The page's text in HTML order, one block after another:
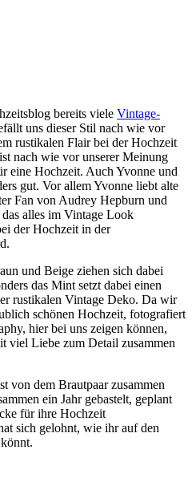
bereits viele Vintage-
uns dieser Stil nach wie vor
rustikalen Flair bei der Hochzeit
nach wie vor unserer Meinung
eine Hochzeit. Auch Yvonne und
gut. Vor allem Yvonne liebt alte
Fan von Audrey Hepburn und
alles im Vintage Look
der Hochzeit in der
und Beige ziehen sich dabei
das Mint setzt dabei einen
rustikalen Vintage Deko. Da wir
schönen Hochzeit, fotografiert
hier bei uns zeigen können,
viel Liebe zum Detail zusammen
von dem Brautpaar zusammen
ein Jahr gebastelt, geplant
für ihre Hochzeit
sich gelohnt, wie ihr auf den